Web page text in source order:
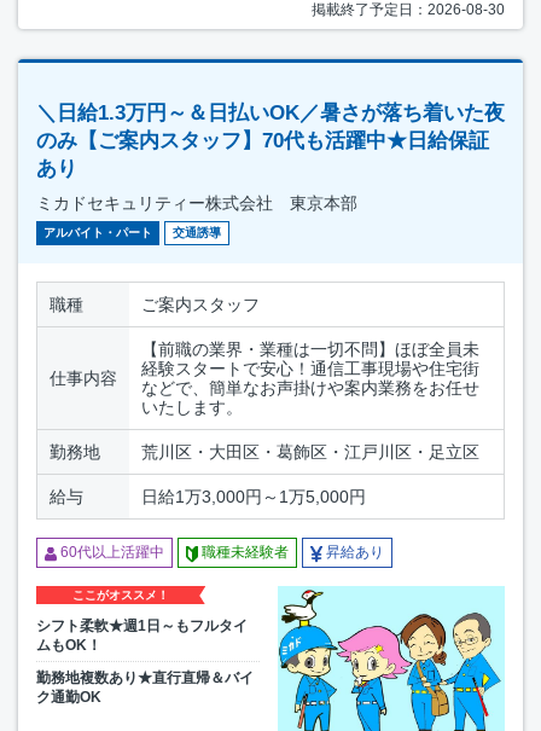
掲載終了予定日：2026-08-30
＼日給1.3万円～＆日払いOK／暑さが落ち着いた夜
のみ【ご案内スタッフ】70代も活躍中★日給保証
あり
ミカドセキュリティー株式会社 東京本部
アルバイト・パート 交通誘導
職種 ご案内スタッフ
仕事内容
【前職の業界・業種は一切不問】ほぼ全員未
経験スタートで安心！通信工事現場や住宅街
などで、簡単なお声掛けや案内業務をお任せ
いたします。
勤務地 荒川区・大田区・葛飾区・江戸川区・足立区
給与 日給1万3,000円～1万5,000円
60代以上活躍中 職種未経験者 昇給あり
ここがオススメ！
シフト柔軟★週1日～もフルタイ
ムもOK！
勤務地複数あり★直行直帰＆バイ
ク通勤OK